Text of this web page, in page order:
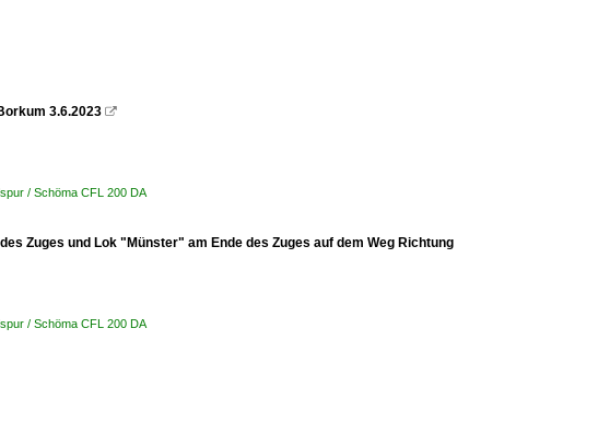
3.6.2023 
/ Schöma CFL 200 DA
Zuges und Lok "Münster" am Ende des Zuges auf dem Weg Richtung
/ Schöma CFL 200 DA